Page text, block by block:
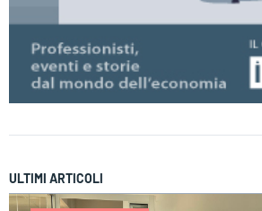
ULTIMI ARTICOLI